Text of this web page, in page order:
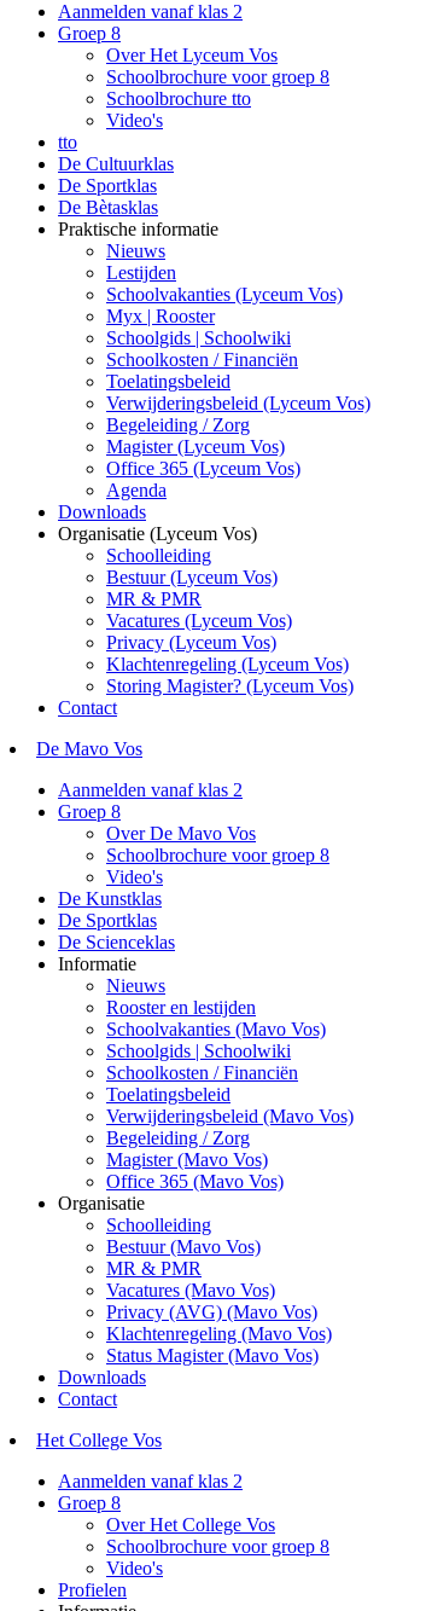
Aanmelden vanaf klas 2
Groep 8
Over Het Lyceum Vos
Schoolbrochure voor groep 8
Schoolbrochure tto
Video's
tto
De Cultuurklas
De Sportklas
De Bètasklas
Praktische informatie
Nieuws
Lestijden
Schoolvakanties (Lyceum Vos)
Myx | Rooster
Schoolgids | Schoolwiki
Schoolkosten / Financiën
Toelatingsbeleid
Verwijderingsbeleid (Lyceum Vos)
Begeleiding / Zorg
Magister (Lyceum Vos)
Office 365 (Lyceum Vos)
Agenda
Downloads
Organisatie (Lyceum Vos)
Schoolleiding
Bestuur (Lyceum Vos)
MR & PMR
Vacatures (Lyceum Vos)
Privacy (Lyceum Vos)
Klachtenregeling (Lyceum Vos)
Storing Magister? (Lyceum Vos)
Contact
De Mavo Vos
Aanmelden vanaf klas 2
Groep 8
Over De Mavo Vos
Schoolbrochure voor groep 8
Video's
De Kunstklas
De Sportklas
De Scienceklas
Informatie
Nieuws
Rooster en lestijden
Schoolvakanties (Mavo Vos)
Schoolgids | Schoolwiki
Schoolkosten / Financiën
Toelatingsbeleid
Verwijderingsbeleid (Mavo Vos)
Begeleiding / Zorg
Magister (Mavo Vos)
Office 365 (Mavo Vos)
Organisatie
Schoolleiding
Bestuur (Mavo Vos)
MR & PMR
Vacatures (Mavo Vos)
Privacy (AVG) (Mavo Vos)
Klachtenregeling (Mavo Vos)
Status Magister (Mavo Vos)
Downloads
Contact
Het College Vos
Aanmelden vanaf klas 2
Groep 8
Over Het College Vos
Schoolbrochure voor groep 8
Video's
Profielen